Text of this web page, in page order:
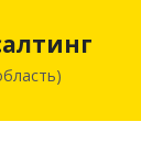
обл, г.о.